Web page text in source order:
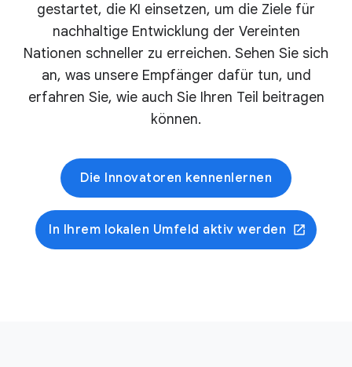
gestartet, die KI einsetzen, um die Ziele für
nachhaltige Entwicklung der Vereinten
Nationen schneller zu erreichen. Sehen Sie sich
an, was unsere Empfänger dafür tun, und
erfahren Sie, wie auch Sie Ihren Teil beitragen
können.
Die Innovatoren kennenlernen
In Ihrem lokalen Umfeld aktiv werden